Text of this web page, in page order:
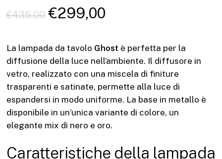
€435,00 Il
originale
era:
€435,00.
€299,00
attuale
è:
€299,00.
La lampada da tavolo Ghost è perfetta per la
diffusione della luce nell’ambiente. Il diffusore in
vetro, realizzato con una miscela di finiture
trasparenti e satinate, permette alla luce di
espandersi in modo uniforme. La base in metallo è
disponibile in un’unica variante di colore, un
elegante mix di nero e oro.
Caratteristiche della lampada